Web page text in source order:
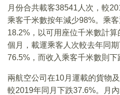
月份合共載客38541人次，較
乘客千米數按年減少98%。乘
18.2%，以可用座位千米數計
個月，載運乘客人次較去年同
76.5%，而收入乘客千米數則下
兩航空公司在10月運載的貨物
較2019年同月下跌37.6%。月